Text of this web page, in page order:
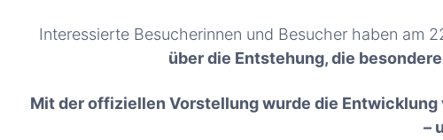
Interessierte Besucherinnen und Besucher haben am
über die Entstehung, die
Mit der offiziellen Vorstellung wurde die
–